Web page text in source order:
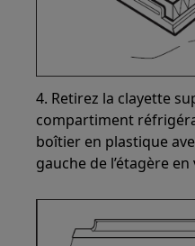
4. Retirez la clayette
compartiment
boîtier en plastique
gauche de l’étagère en